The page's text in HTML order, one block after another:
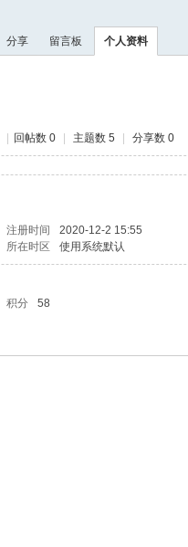
分享 留言板 个人资料
回帖数 0 主题数 5 分享数 0
注册时间 2020-12-2 15:55
所在时区 使用系统默认
积分 58